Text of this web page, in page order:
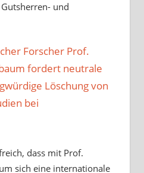
und
Forscher Prof.
fordert neutrale
Löschung von
bei
dass mit Prof.
sich eine internationale